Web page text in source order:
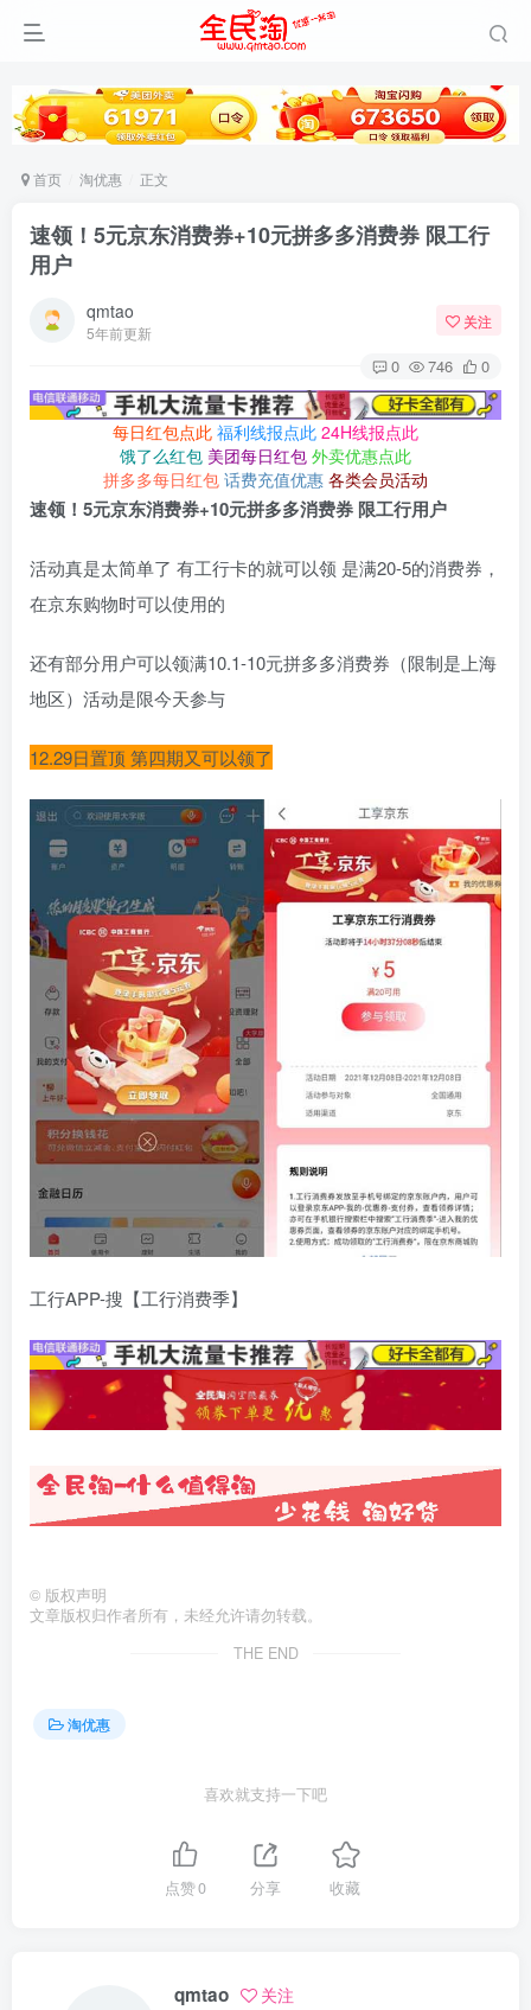
首页 淘优惠 正文
速领！5元京东消费券+10元拼多多消费券 限工行
用户
qmtao
5年前更新
关注
0 746 0
每日红包点此 福利线报点此 24H线报点此
饿了么红包 美团每日红包 外卖优惠点此
拼多多每日红包 话费充值优惠 各类会员活动
速领！5元京东消费券+10元拼多多消费券 限工行用户
活动真是太简单了 有工行卡的就可以领 是满20-5的消费券，
在京东购物时可以使用的
还有部分用户可以领满10.1-10元拼多多消费券（限制是上海
地区）活动是限今天参与
12.29日置顶 第四期又可以领了
工行APP-搜【工行消费季】
© 版权声明
文章版权归作者所有，未经允许请勿转载。
THE END
淘优惠
喜欢就支持一下吧
点赞0 分享 收藏
qmtao 关注